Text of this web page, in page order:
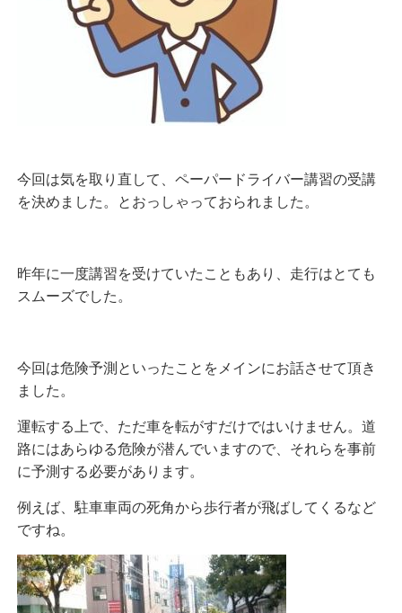
今回は気を取り直して、ペーパードライバー講習の受講
を決めました。とおっしゃっておられました。
昨年に一度講習を受けていたこともあり、走行はとても
スムーズでした。
今回は危険予測といったことをメインにお話させて頂き
ました。
運転する上で、ただ車を転がすだけではいけません。道
路にはあらゆる危険が潜んでいますので、それらを事前
に予測する必要があります。
例えば、駐車車両の死角から歩行者が飛ばしてくるなど
ですね。